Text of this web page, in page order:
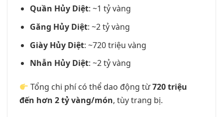
Quần Hủy Diệt: ~1 tỷ vàng
Găng Hủy Diệt: ~2 tỷ vàng
Giày Hủy Diệt: ~720 triệu vàng
Nhẫn Hủy Diệt: ~2 tỷ vàng
Tổng chi phí có thể dao động từ720 triệu
đến hơn 2 tỷ vàng/món, tùy trang bị.